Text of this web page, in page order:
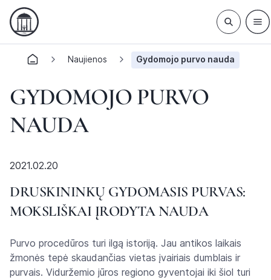
Naujienos Gydomojo purvo nauda
GYDOMOJO PURVO
NAUDA
2021.02.20
DRUSKININKŲ GYDOMASIS PURVAS:
MOKSLIŠKAI ĮRODYTA NAUDA
Purvo procedūros turi ilgą istoriją. Jau antikos laikais
žmonės tepė skaudančias vietas įvairiais dumblais ir
purvais. Viduržemio jūros regiono gyventojai iki šiol turi